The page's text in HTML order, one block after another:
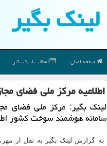
لینك بگیر
صفحه اصلی مطالب لینك بگیر
اطلاعیه مرکز ملی فضای
لینک بگیر: مرکز ملی فضای
سامانه هوشمند سوخت کشور
به گزارش لینک بگیر به نقل از